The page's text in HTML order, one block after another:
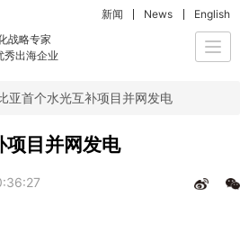
战略专家
出海企业
新闻 News English
亚首个水光互补项目并网发电
项目并网发电